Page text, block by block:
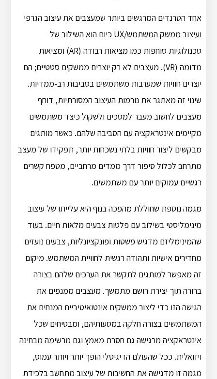
אחד הטרנדים המרגשים ביותר שמעצבים את עיצוב הגרפי
ועיצוב ממשק המשתמש/UX כיום הוא השילוב של
טכנולוגיות סוחפות כמו מציאות רבודה (AR) ומציאות
מדומה (VR). מעצבים לא רק יוצרים ממשקים סטטיים; הם
יוצרים חוויות שמערבות משתמשים בסביבות רב-ממדיות.
שינוי זה מאתגר את נורמות העיצוב המסורתיות, דוחף
מעצבים לחשוב מעבר למסכים ולשקול כיצד משתמשים
מקיימים אינטראקציה עם הסביבה שלהם. כאשר מותגים
מבקשים ליצור חוויות בלתי נשכחות יותר, תפקידו של מעצב
מתרחב לכלול סיפור דרך ממדים מרחביים, מטפח קשרים
רגשיים עמוקים יותר עם משתמשים.
מגמה נוספת שחוללת מהפכה בנוף היא עלייתו של עיצוב
מינימליסטי בשילוב עם פלטות צבעים מלאות חיים. בעוד
שהמינימליזם מדגיש פשטות ופונקציונליות, צבעים נועזים
מחדירים אישיות ותהודה רגשית לחוויית המשתמש. מיקום
זה מאפשר למותגים לתקשר את הערכים שלהם בצורה
ברורה תוך יצירת רושם מתמשך. מעצבים ממנפים את
הגישה הזו כדי ליצור ממשקים אינטואיטיביים המנחים את
המשתמשים בצורה חלקה במסעותיהם, ומבטיחים שכל
אינטראקציה מרגישה גם חסרת מאמץ וגם מרשימה מבחינה
ויזואלית. ככל שהעולם הדיגיטלי הופך יותר ויותר עמוס,
מגמה זו מדגישה את החשיבות של עיצוב מתחשב בלכידת